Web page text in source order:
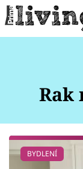
Témata
Rak
BYDLENÍ